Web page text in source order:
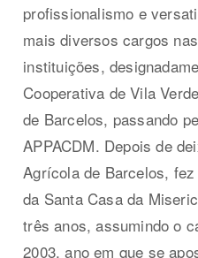
profissionalismo e
mais diversos cargos
instituições,
Cooperativa de Vila
de Barcelos, passando
APPACDM. Depois de
Agrícola de Barcelos,
da Santa Casa da
três anos, assumindo o
2003, ano em que se